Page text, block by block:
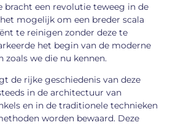
bracht een revolutie teweeg in de
mogelijk om een breder scala
te reinigen zonder deze te
het begin van de moderne
zoals we die nu kennen.
de rijke geschiedenis van deze
in de architectuur van
en in de traditionele technieken
worden bewaard. Deze